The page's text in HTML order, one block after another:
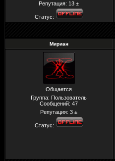
Репутация: 13 ±
Статус:
Мириан
Общается
Группа: Пользователь
Сообщений:47
Репутация:3 ±
Статус: